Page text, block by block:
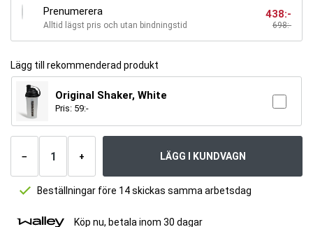
Prenumerera
Alltid lägst pris och utan bindningstid 698:-
438:-
Lägg till rekommenderad produkt
Original Shaker, White
Pris: 59:-
−
Antal
+ LÄGG I KUNDVAGN
Beställningar före 14 skickas samma arbetsdag
Köp nu, betala inom 30 dagar